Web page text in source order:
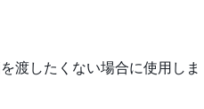
渡したくない場合に使用しま